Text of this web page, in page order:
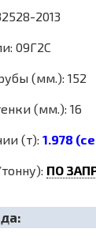
2013
09Г2С
(мм.): 152
(мм.): 16
(т): 1.978
ПО